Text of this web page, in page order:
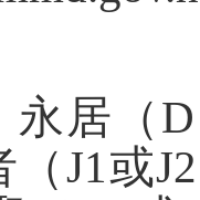
永居（ D
（J1或J2